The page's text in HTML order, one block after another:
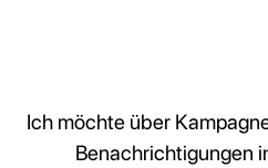
Ich möchte über
Benachrichtigungen